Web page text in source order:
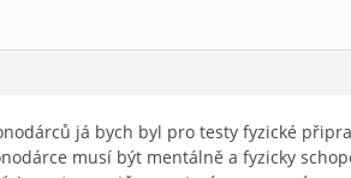
já bych byl pro testy fyzické
musí být mentálně a fyzicky